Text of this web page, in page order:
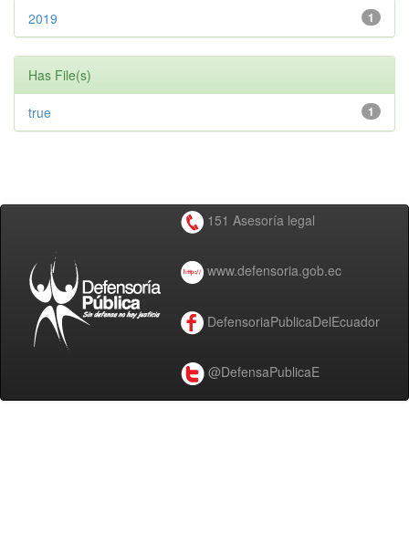
1
2019
Has File(s)
1
true
151 Asesoría legal
www.defensoria.gob.ec
DefensoriaPublicaDelEcuador
@DefensaPublicaE